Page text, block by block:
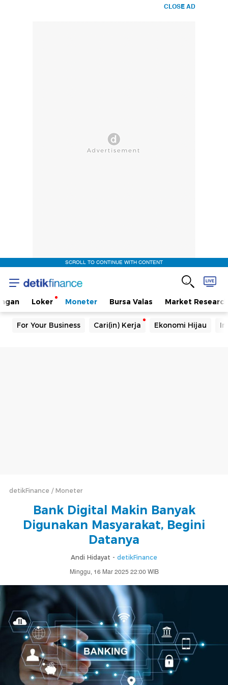
CLOSE AD
SCROLL TO CONTINUE WITH CONTENT
Loker Moneter Bursa Valas Market Research
For Your Business Cari(in) Kerja Ekonomi Hijau
detikFinance Moneter
Bank Digital Makin Banyak
Digunakan Masyarakat, Begini
Datanya
Andi Hidayat - detikFinance
Minggu, 16 Mar 2025 22:00 WIB